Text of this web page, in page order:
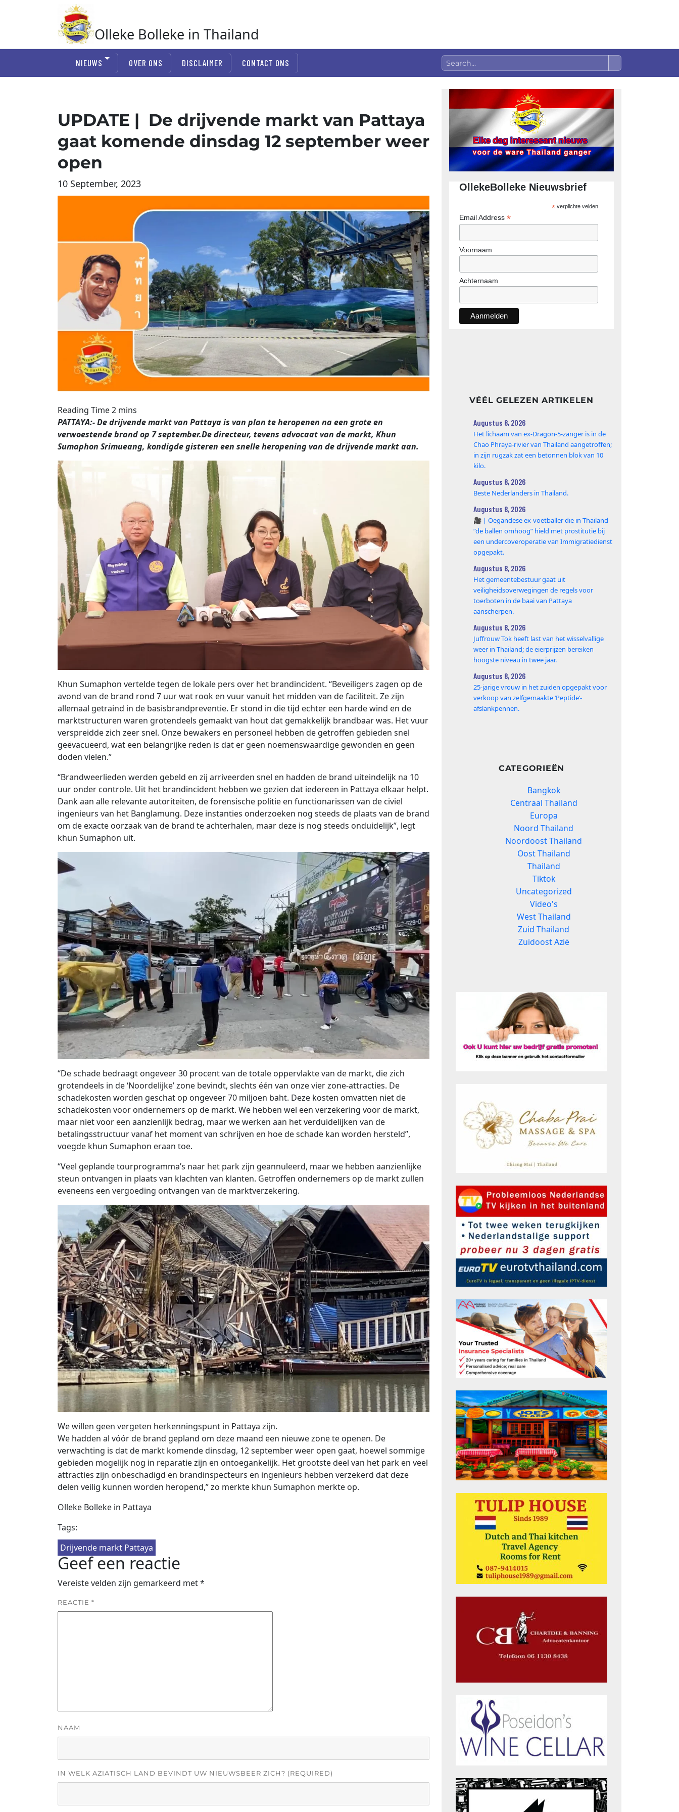
Olleke Bolleke in Thailand
NIEUWS OVER ONS DISCLAIMER CONTACT ONS
UPDATE | De drijvende markt van Pattaya
gaat komende dinsdag 12 september weer
open
10 September, 2023
PATTAYA:- De drijvende markt van Pattaya is van plan te heropenen na een grote en
verwoestende brand op 7 september.De directeur, tevens advocaat van de markt, Khun
Sumaphon Srimueang, kondigde gisteren een snelle heropening van de drijvende markt aan.
Khun Sumaphon vertelde tegen de lokale pers over het brandincident. “Beveiligers zagen op de
avond van de brand rond 7 uur wat rook en vuur vanuit het midden van de faciliteit. Ze zijn
allemaal getraind in de basisbrandpreventie. Er stond in die tijd echter een harde wind en de
marktstructuren waren grotendeels gemaakt van hout dat gemakkelijk brandbaar was. Het vuur
verspreidde zich zeer snel. Onze bewakers en personeel hebben de getroffen gebieden snel
geëvacueerd, wat een belangrijke reden is dat er geen noemenswaardige gewonden en geen
doden vielen.”
“Brandweerlieden werden gebeld en zij arriveerden snel en hadden de brand uiteindelijk na 10
uur onder controle. Uit het brandincident hebben we gezien dat iedereen in Pattaya elkaar helpt.
Dank aan alle relevante autoriteiten, de forensische politie en functionarissen van de civiel
ingenieurs van het Banglamung. Deze instanties onderzoeken nog steeds de plaats van de brand
om de exacte oorzaak van de brand te achterhalen, maar deze is nog steeds onduidelijk”, legt
khun Sumaphon uit.
“De schade bedraagt ​​ongeveer 30 procent van de totale oppervlakte van de markt, die zich
grotendeels in de ‘Noordelijke’ zone bevindt, slechts één van onze vier zone-attracties. De
schadekosten worden geschat op ongeveer 70 miljoen baht. Deze kosten omvatten niet de
schadekosten voor ondernemers op de markt. We hebben wel een verzekering voor de markt,
maar niet voor een aanzienlijk bedrag, maar we werken aan het verduidelijken van de
betalingsstructuur vanaf het moment van schrijven en hoe de schade kan worden hersteld”,
voegde khun Sumaphon eraan toe.
“Veel geplande tourprogramma’s naar het park zijn geannuleerd, maar we hebben aanzienlijke
steun ontvangen in plaats van klachten van klanten. Getroffen ondernemers op de markt zullen
eveneens een vergoeding ontvangen van de marktverzekering.
We willen geen vergeten herkenningspunt in Pattaya zijn.
We hadden al vóór de brand gepland om deze maand een nieuwe zone te openen. De
verwachting is dat de markt komende dinsdag, 12 september weer open gaat, hoewel sommige
gebieden mogelijk nog in reparatie zijn en ontoegankelijk. Het grootste deel van het park en veel
attracties zijn onbeschadigd en brandinspecteurs en ingenieurs hebben verzekerd dat deze
delen veilig kunnen worden heropend,” zo merkte khun Sumaphon merkte op.
Olleke Bolleke in Pattaya
Tags:
Drijvende markt Pattaya
Geef een reactie
Vereiste velden zijn gemarkeerd met*
REACTIE *
NAAM
IN WELK AZIATISCH LAND BEVINDT UW NIEUWSBEER ZICH? (REQUIRED)
OllekeBolleke Nieuwsbrief
*verplichte velden
Email Address *
Voornaam
Achternaam
VÉÉL GELEZEN ARTIKELEN
Augustus 8, 2026
Het lichaam van ex-Dragon‑5‑zanger is in de
Chao Phraya‑rivier van Thailand aangetroffen;
in zijn rugzak zat een betonnen blok van 10
kilo.
Augustus 8, 2026
Beste Nederlanders in Thailand.
Augustus 8, 2026
🎥 | Oegandese ex-voetballer die in Thailand
“de ballen omhoog” hield met prostitutie bij
een undercoveroperatie van Immigratiedienst
opgepakt.
Augustus 8, 2026
Het gemeentebestuur gaat uit
veiligheidsoverwegingen de regels voor
toerboten in de baai van Pattaya
aanscherpen.
Augustus 8, 2026
Juffrouw Tok heeft last van het wisselvallige
weer in Thailand; de eierprijzen bereiken
hoogste niveau in twee jaar.
Augustus 8, 2026
25‑jarige vrouw in het zuiden opgepakt voor
verkoop van zelfgemaakte ‘Peptide’-
afslankpennen.
CATEGORIEËN
Bangkok
Centraal Thailand
Europa
Noord Thailand
Noordoost Thailand
Oost Thailand
Thailand
Tiktok
Uncategorized
Video's
West Thailand
Zuid Thailand
Zuidoost Azië